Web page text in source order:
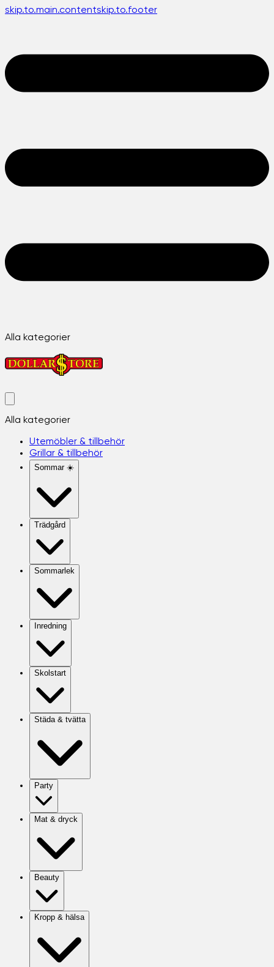
skip.to.main.contentskip.to.footer
Alla kategorier
Alla kategorier
Utemöbler & tillbehör
Grillar & tillbehör
Sommar ☀️
Trädgård
Sommarlek
Inredning
Skolstart
Städa & tvätta
Party
Mat & dryck
Beauty
Kropp & hälsa